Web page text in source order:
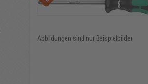
Abbildungen sind nur Beispielbilder